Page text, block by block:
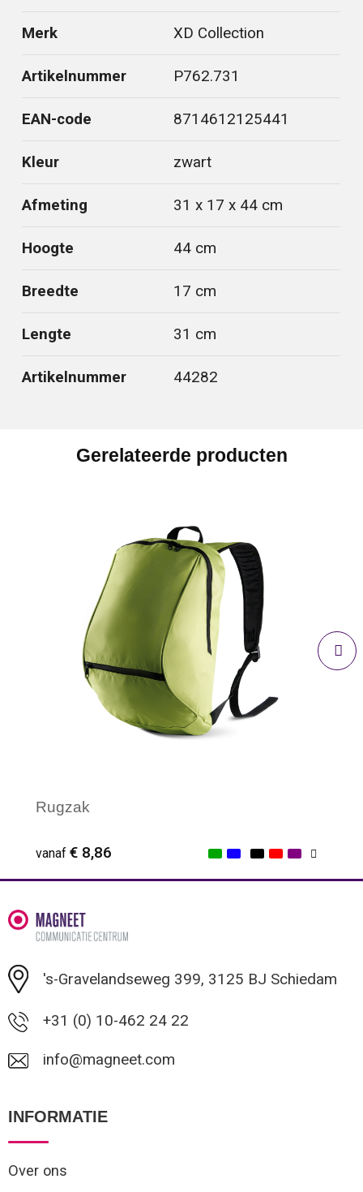
Merk XD Collection
Artikelnummer P762.731
EAN-code 8714612125441
Kleur zwart
Afmeting 31 x 17 x 44 cm
Hoogte 44 cm
Breedte 17 cm
Lengte 31 cm
Artikelnummer 44282
Gerelateerde producten
Rugzak
vanaf € 8,86
Minimale afname: 1
's-Gravelandseweg 399, 3125 BJ Schiedam
+31 (0) 10-462 24 22
info@magneet.com
INFORMATIE
Over ons